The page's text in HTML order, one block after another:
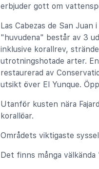
erbjuder gott om
Las Cabezas de San
"huvudena" består av 3
inklusive korallrev,
utrotningshotade arter.
restaurerad av
utsikt över El Yunque.
Utanför kusten nära
korallöar.
Områdets viktigaste
Det finns många